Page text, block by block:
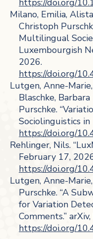
https://doi.org/
Milano, Emilia,
Christoph
Multilingual
Luxembourgish
2026.
https://doi.org/
Lutgen, Anne-
Blaschke,
Purschke.
Sociolinguistics in
https://doi.org/
Rehlinger, Nils.
February 17,
https://doi.org/
Lutgen, Anne-
Purschke. “A
for Variation
Comments.”
https://doi.org/